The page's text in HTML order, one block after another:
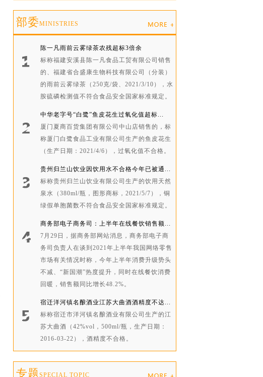
部委MINISTRIES
陈一凡雨前云雾绿茶农残超标3倍余
标称福建安溪县陈一凡食品工贸有限公司销售
的、福建省合盛康生物科技有限公司（分装）
的雨前云雾绿茶（250克/袋、2021/3/10），水
胺硫磷检测值不符合食品安全国家标准规定。
中华老字号“白鹭”鱼皮花生过氧化值超标...
厦门夏商百货集团有限公司中山店销售的，标
称厦门白鹭食品工业有限公司生产的鱼皮花生
（生产日期：2021/4/6），过氧化值不合格。
贵州归兰山饮业因饮用水不合格今年已被通...
标称贵州归兰山饮业有限公司生产的饮用天然
泉水（380ml/瓶，图形商标，2021/5/7），铜
绿假单胞菌数不符合食品安全国家标准规定。
商务部电子商务司：上半年在线餐饮销售额...
​7月29日，据商务部网站消息，商务部电子商
务司负责人在谈到2021年上半年我国网络零售
市场有关情况时称，今年上半年消费升级势头
不减、“新国潮”热度提升，同时在线餐饮消费
回暖，销售额同比增长48.2%。
宿迁洋河镇名酿酒业江苏大曲酒酒精度不达...
标称宿迁市洋河镇名酿酒业有限公司生产的江
苏大曲酒（42%vol，500ml/瓶，生产日期：
2016-03-22），酒精度不合格。
专题SPECIAL TOPIC